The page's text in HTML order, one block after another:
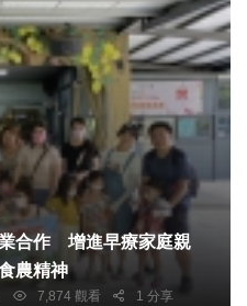
合作 增進早療家庭親
農精神
7,874 觀看 1 分享